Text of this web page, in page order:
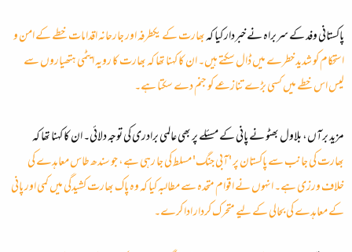
پاکستانی وفد کے سربراہ نے خبردار کیا کہبھارت کے یکطرفہ اور جارحانہ اقدامات خطے کے امن و
استحکام کو شدید خطرے میں ڈال سکتے ہیں۔ ان کا کہنا تھا کہ بھارت کا رویہ ایٹمی ہتھیاروں سے
لیس اس خطے میں کسی بڑے تنازعے کو جنم دے سکتا ہے۔
مزید برآں، بلاول بھٹو نے پانی کے مسئلے پر بھی عالمی برادری کی توجہ دلائی۔ ان کا کہنا تھا کہ
بھارت کی جانب سے پاکستان پر 'آبی جنگ' مسلط کی جا رہی ہے، جو سندھ طاس معاہدے کی
خلاف ورزی ہے۔ انہوں نے اقوام متحدہ سے مطالبہ کیا کہ وہ پاک بھارت کشیدگی میں کمی اور پانی
کے معاہدے کی بحالی کے لیے متحرک کردار ادا کرے۔